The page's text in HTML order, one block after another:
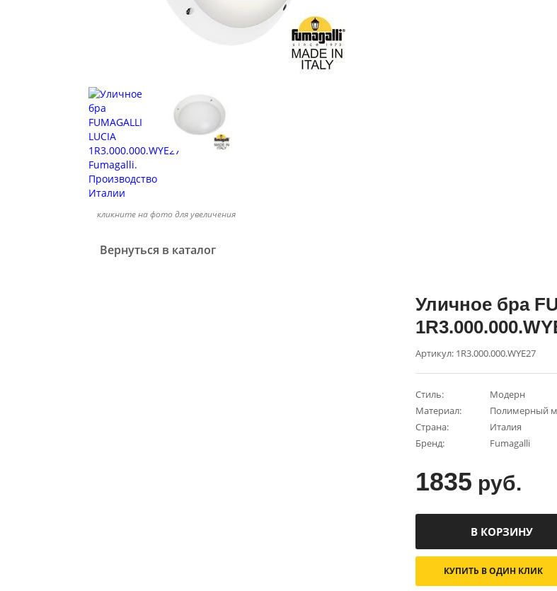
кликните на фото для увеличения
Вернуться в каталог
Уличное бра
Артикул: 1R3.000.000.WYE27
Стиль:
Модерн
Материал:
Полимерный
Страна:
Италия
Бренд:
Fumagalli
1835 руб.
КУПИТЬ В ОДИН КЛИК